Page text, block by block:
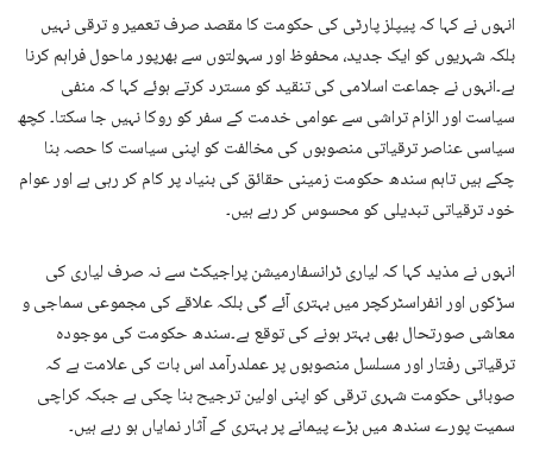
انہوں نے کہا کہ پیپلز پارٹی کی حکومت کا مقصد صرف تعمیر و ترقی نہیں
بلکہ شہریوں کو ایک جدید، محفوظ اور سہولتوں سے بھرپور ماحول فراہم کرنا
ہے۔انہوں نے جماعت اسلامی کی تنقید کو مسترد کرتے ہوئے کہا کہ منفی
سیاست اور الزام تراشی سے عوامی خدمت کے سفر کو روکا نہیں جا سکتا۔ کچھ
سیاسی عناصر ترقیاتی منصوبوں کی مخالفت کو اپنی سیاست کا حصہ بنا
چکے ہیں تاہم سندھ حکومت زمینی حقائق کی بنیاد پر کام کر رہی ہے اور عوام
خود ترقیاتی تبدیلی کو محسوس کر رہے ہیں۔
انہوں نے مذید کہا کہ لیاری ٹرانسفارمیشن پراجیکٹ سے نہ صرف لیاری کی
سڑکوں اور انفراسٹرکچر میں بہتری آئے گی بلکہ علاقے کی مجموعی سماجی و
معاشی صورتحال بھی بہتر ہونے کی توقع ہے۔سندھ حکومت کی موجودہ
ترقیاتی رفتار اور مسلسل منصوبوں پر عملدرآمد اس بات کی علامت ہے کہ
صوبائی حکومت شہری ترقی کو اپنی اولین ترجیح بنا چکی ہے جبکہ کراچی
سمیت پورے سندھ میں بڑے پیمانے پر بہتری کے آثار نمایاں ہو رہے ہیں۔